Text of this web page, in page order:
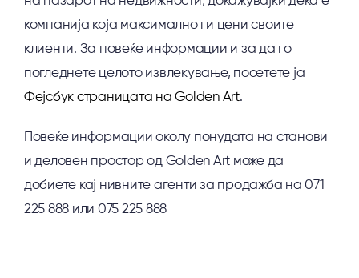
компанија која максимално ги цени своите
клиенти. За повеќе информации и за да го
погледнете целото извлекување, посетете ја
Фејсбук страницата на Golden Art.
Повеќе информации околу понудата на станови
и деловен простор од Golden Art може да
добиете кај нивните агенти за продажба на 071
225 888 или 075 225 888